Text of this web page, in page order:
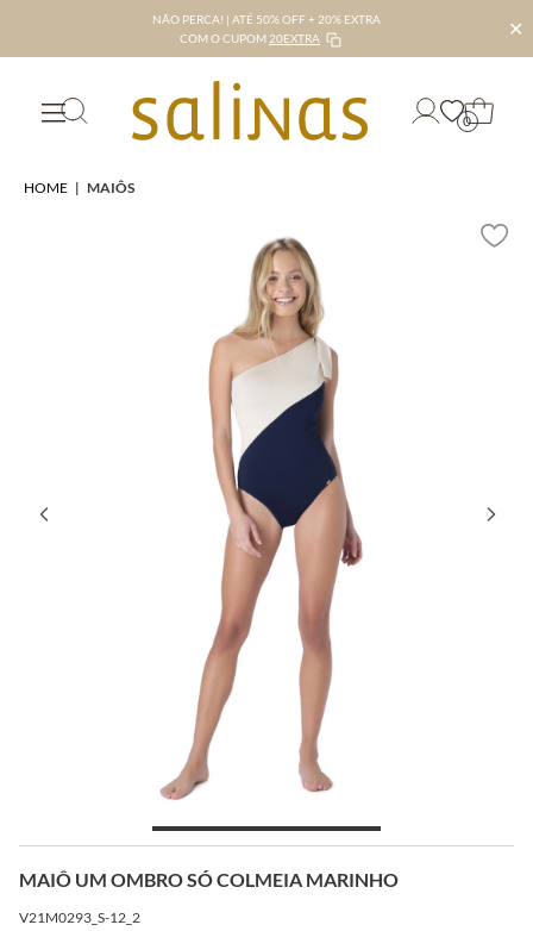
NÃO PERCA! | ATÉ 50% OFF + 20% EXTRA
COM O CUPOM 20EXTRA ✕
0
HOME | MAIÔS
MAIÔ UM OMBRO SÓ COLMEIA MARINHO
V21M0293_S-12_2